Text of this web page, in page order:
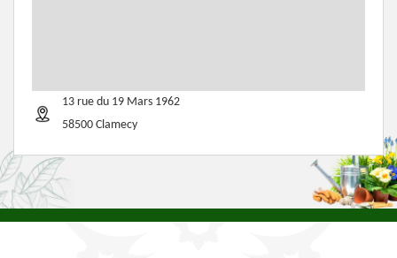
13 rue du 19 Mars 1962
58500 Clamecy